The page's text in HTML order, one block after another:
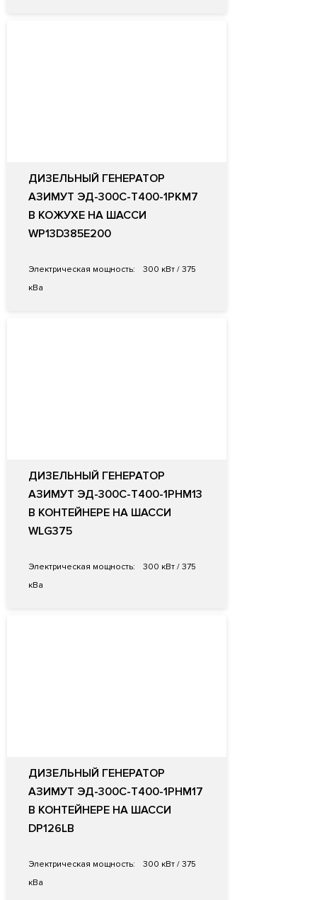
ДИЗЕЛЬНЫЙ ГЕНЕРАТОР
АЗИМУТ ЭД-300С-Т400-1РКМ7
В КОЖУХЕ НА ШАССИ
WP13D385E200
Электрическая мощность:
300 кВт / 375
кВа
ДИЗЕЛЬНЫЙ ГЕНЕРАТОР
АЗИМУТ ЭД-300С-Т400-1РНМ13
В КОНТЕЙНЕРЕ НА ШАССИ
WLG375
Электрическая мощность:
300 кВт / 375
кВа
ДИЗЕЛЬНЫЙ ГЕНЕРАТОР
АЗИМУТ ЭД-300С-Т400-1РНМ17
В КОНТЕЙНЕРЕ НА ШАССИ
DP126LB
Электрическая мощность:
300 кВт / 375
кВа